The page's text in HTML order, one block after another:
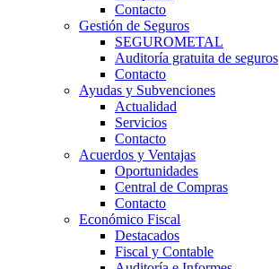
Contacto
Gestión de Seguros
SEGUROMETAL
Auditoría gratuita de seguros
Contacto
Ayudas y Subvenciones
Actualidad
Servicios
Contacto
Acuerdos y Ventajas
Oportunidades
Central de Compras
Contacto
Económico Fiscal
Destacados
Fiscal y Contable